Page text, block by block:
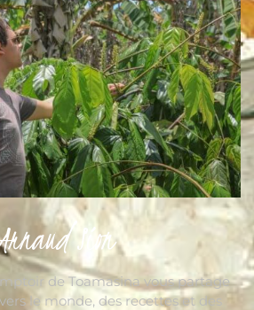
Sion
de Toamasina vous partage
le monde, des recettes et des